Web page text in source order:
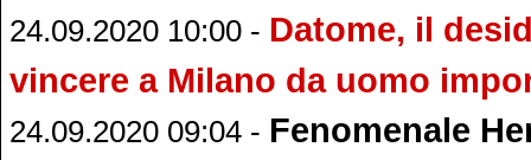
24.09.2020 10:00 - Datome, il
vincere a Milano da uomo
24.09.2020 09:04 - Fenomenale